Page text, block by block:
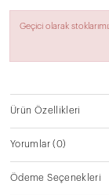
Geçici olarak
Ürün Özellikleri
Yorumlar(0)
Ödeme Seçenekleri